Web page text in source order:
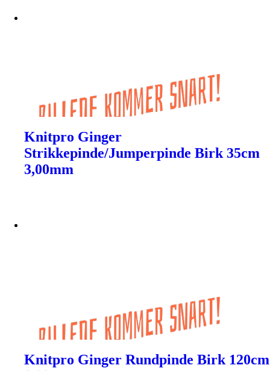
Knitpro Ginger
Strikkepinde/Jumperpinde Birk 35cm
3,00mm
Knitpro Ginger Rundpinde Birk 120cm